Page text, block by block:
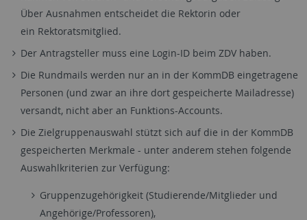
Über Ausnahmen entscheidet die Rektorin oder
ein Rektoratsmitglied.
Der Antragsteller muss eine Login-ID beim ZDV haben.
Die Rundmails werden nur an in der KommDB eingetragene
Personen (und zwar an ihre dort gespeicherte Mailadresse)
versandt, nicht aber an Funktions-Accounts.
Die Zielgruppenauswahl stützt sich auf die in der KommDB
gespeicherten Merkmale - unter anderem stehen folgende
Auswahlkriterien zur Verfügung:
Gruppenzugehörigkeit (Studierende/Mitglieder und
Angehörige/Professoren),